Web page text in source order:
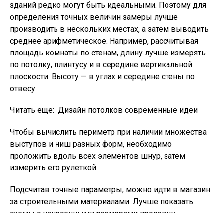
зданий редко могут быть идеальными. Поэтому для
определения точных величин замеры лучше
производить в нескольких местах, а затем выводить
среднее арифметическое. Например, рассчитывая
площадь комнаты по стенам, длину лучше измерять
по потолку, плинтусу и в середине вертикальной
плоскости. Высоту — в углах и середине стены по
отвесу.
Читать еще: Дизайн потолков современные идеи
Чтобы вычислить периметр при наличии множества
выступов и ниш разных форм, необходимо
проложить вдоль всех элементов шнур, затем
измерить его рулеткой.
Подсчитав точные параметры, можно идти в магазин
за строительными материалами. Лучше показать